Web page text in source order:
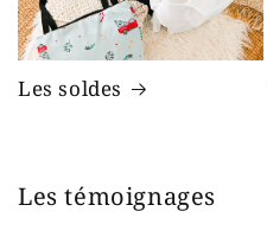
Les soldes
Les témoignages